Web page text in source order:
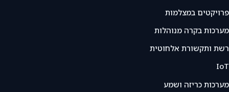
פרויקטים במצלמות
מערכות בקרה מנוהלות
רשת ותקשורת אלחוטית
IoT
מערכות כריזה ושמע